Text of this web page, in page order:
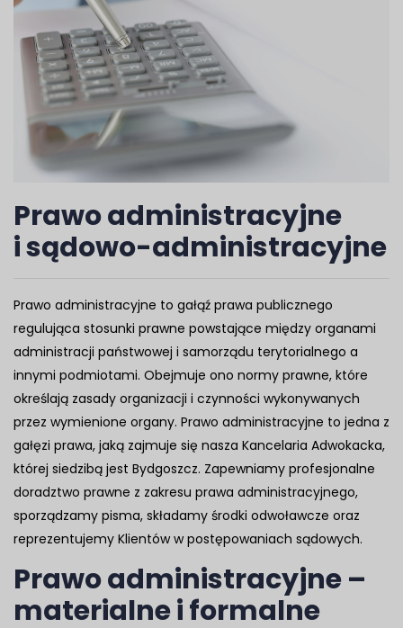
Prawo administracyjne
i sądowo-administracyjne
Prawo administracyjne to gałąź prawa publicznego
regulująca stosunki prawne powstające między organami
administracji państwowej i samorządu terytorialnego a
innymi podmiotami. Obejmuje ono normy prawne, które
określają zasady organizacji i czynności wykonywanych
przez wymienione organy. Prawo administracyjne to jedna z
gałęzi prawa, jaką zajmuje się nasza Kancelaria Adwokacka,
której siedzibą jest Bydgoszcz. Zapewniamy profesjonalne
doradztwo prawne z zakresu prawa administracyjnego,
sporządzamy pisma, składamy środki odwoławcze oraz
reprezentujemy Klientów w postępowaniach sądowych.
Prawo administracyjne –
materialne i formalne